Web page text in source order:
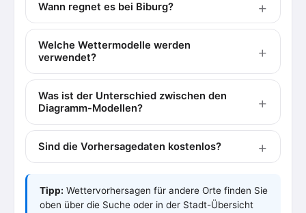
Wann regnet es bei Biburg?
Welche Wettermodelle werden
verwendet?
Was ist der Unterschied zwischen den
Diagramm-Modellen?
Sind die Vorhersagedaten kostenlos?
Tipp: Wettervorhersagen für andere Orte finden Sie
oben über die Suche oder in der Stadt-Übersicht